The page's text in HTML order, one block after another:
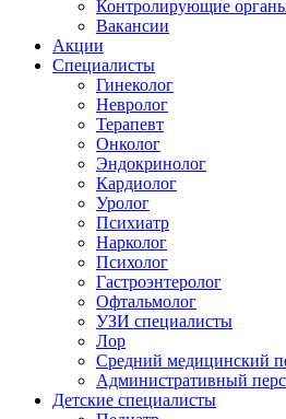
Контролирующие
Вакансии
Акции
Специалисты
Гинеколог
Невролог
Терапевт
Онколог
Эндокринолог
Кардиолог
Уролог
Психиатр
Нарколог
Психолог
Гастроэнтеролог
Офтальмолог
УЗИ специалисты
Лор
Средний медицинский
Административный
Детские специалисты